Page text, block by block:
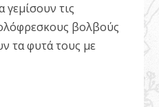
γεμίσουν τις
βολβούς
τα φυτά τους με